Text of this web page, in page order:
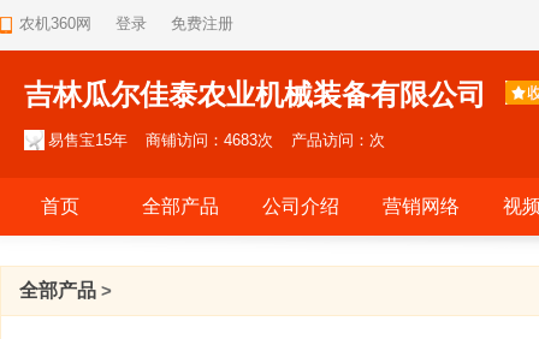
农机360网 登录 免费注册
吉林瓜尔佳泰农业机械装备有限公司
易售宝15年 商铺访问：4683次 产品访问：次
首页 全部产品 公司介绍 营销网络 视
全部产品 >